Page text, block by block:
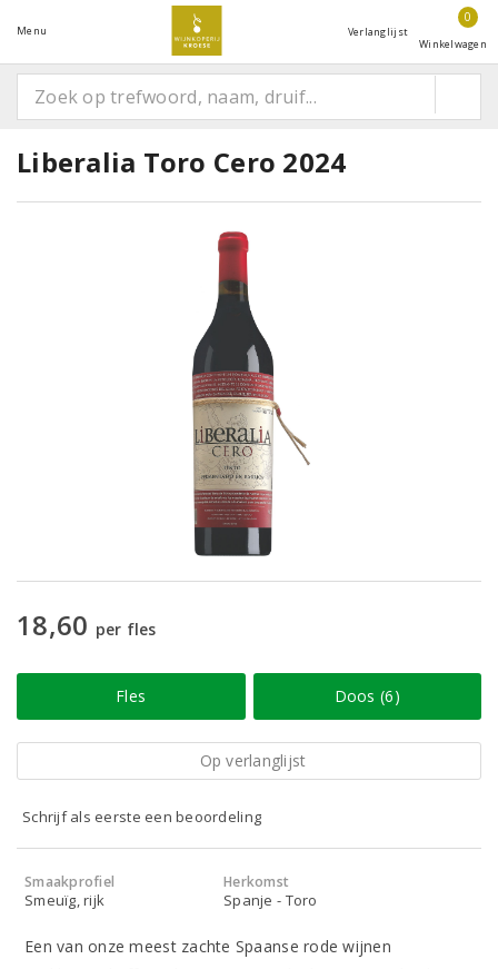
Menu Verlanglijst
0
Winkelwagen
Liberalia Toro Cero 2024
18,60 per fles
Fles Doos (6)
Op verlanglijst
Schrijf als eerste een beoordeling
Smaakprofiel
Smeuïg, rijk
Herkomst
Spanje - Toro
Een van onze meest zachte Spaanse rode wijnen